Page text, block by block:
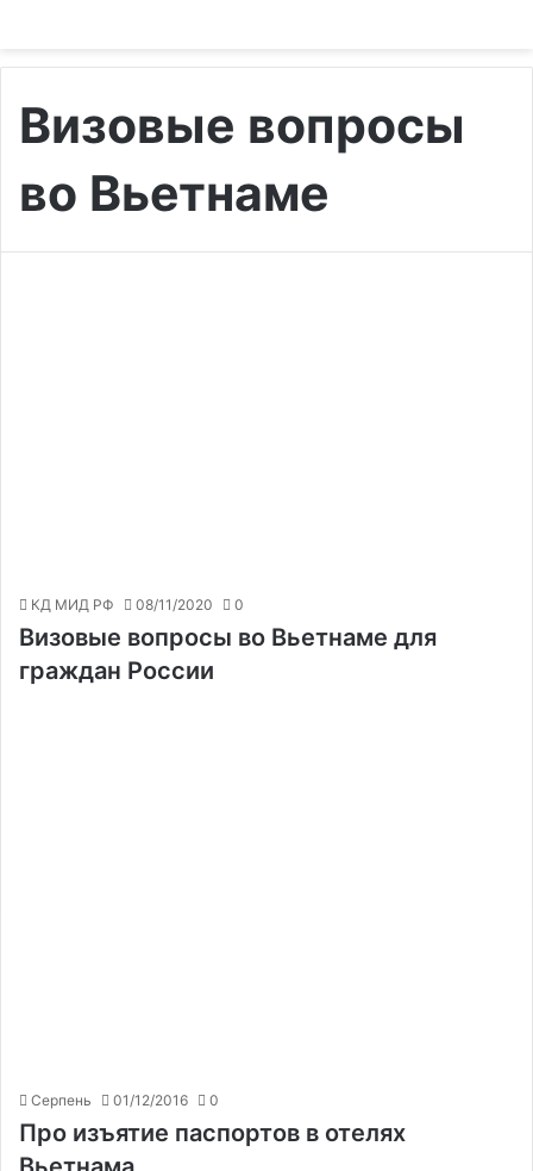
Визовые вопросы
во Вьетнаме
КД МИД РФ 08/11/2020 0
Визовые вопросы во Вьетнаме для
граждан России
Серпень 01/12/2016 0
Про изъятие паспортов в отелях